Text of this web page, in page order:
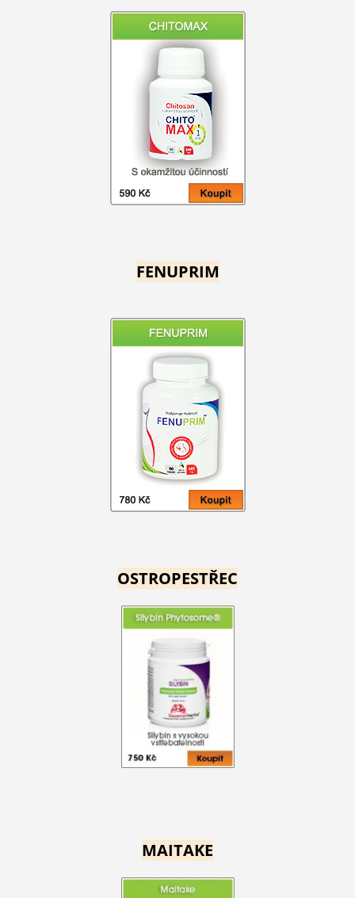
FENUPRIM
OSTROPESTŘEC
MAITAKE